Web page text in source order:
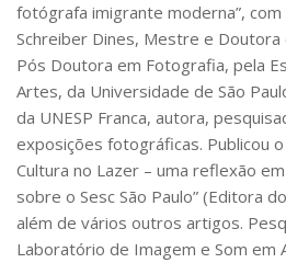
CEQUALI
CPg
CRInt
CSA
Acadêmico
Serviço de Apoio ao Ensino
Concurso Docente
fotógrafa imigrante moderna”, com
Schreiber Dines, Mestre e Doutora
Pós Doutora em Fotografia, pela
Artes, da Universidade de São
da UNESP Franca, autora,
exposições fotográficas. Publicou o
Cultura no Lazer – uma reflexão
sobre o Sesc São Paulo” (Editora
além de vários outros artigos.
Laboratório de Imagem e Som em